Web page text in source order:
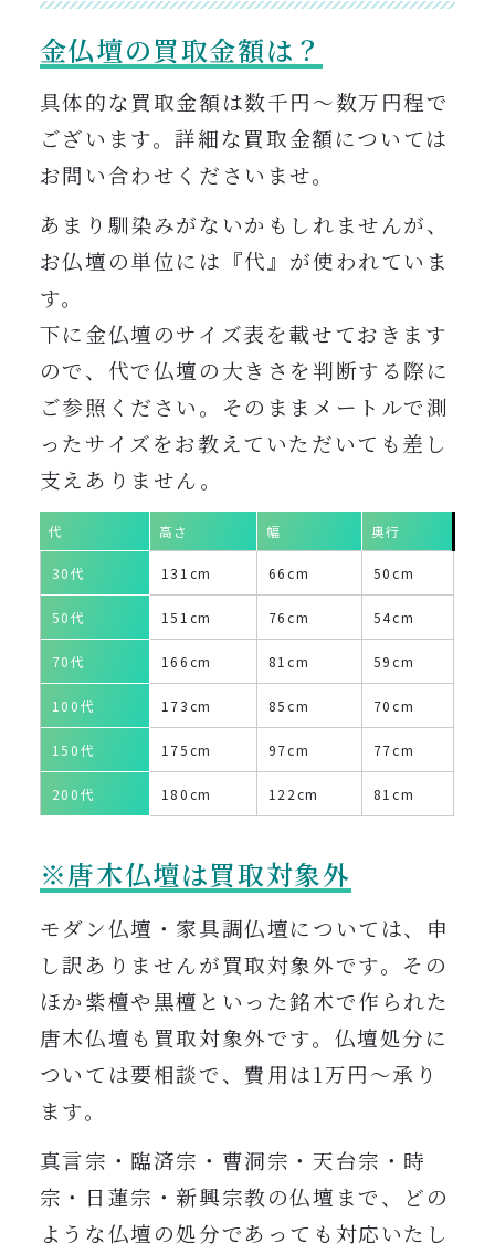
金仏壇の買取金額は？
具体的な買取金額は数千円〜数万円程で
ございます。詳細な買取金額については
お問い合わせくださいませ。
あまり馴染みがないかもしれませんが、
お仏壇の単位には『代』が使われていま
す。
下に金仏壇のサイズ表を載せておきます
ので、代で仏壇の大きさを判断する際に
ご参照ください。そのままメートルで測
ったサイズをお教えていただいても差し
支えありません。
代 高さ 幅 奥行
30代 131cm 66cm 50cm
50代 151cm 76cm 54cm
70代 166cm 81cm 59cm
100代 173cm 85cm 70cm
150代 175cm 97cm 77cm
200代 180cm 122cm 81cm
※唐木仏壇は買取対象外
モダン仏壇・家具調仏壇については、申
し訳ありませんが買取対象外です。その
ほか紫檀や黒檀といった銘木で作られた
唐木仏壇も買取対象外です。仏壇処分に
ついては要相談で、費用は1万円〜承り
ます。
真言宗・臨済宗・曹洞宗・天台宗・時
宗・日蓮宗・新興宗教の仏壇まで、どの
ような仏壇の処分であっても対応いたし